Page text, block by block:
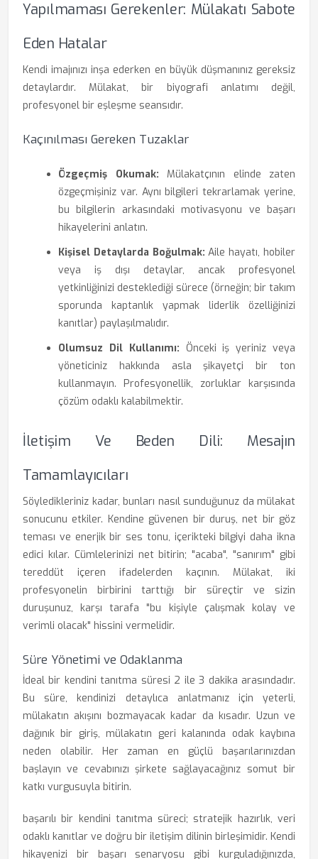
Yapılmaması Gerekenler: Mülakatı Sabote
Eden Hatalar
Kendi imajınızı inşa ederken en büyük düşmanınız gereksiz
detaylardır. Mülakat, bir biyografi anlatımı değil,
profesyonel bir eşleşme seansıdır.
Kaçınılması Gereken Tuzaklar
Özgeçmiş Okumak: Mülakatçının elinde zaten
özgeçmişiniz var. Aynı bilgileri tekrarlamak yerine,
bu bilgilerin arkasındaki motivasyonu ve başarı
hikayelerini anlatın.
Kişisel Detaylarda Boğulmak: Aile hayatı, hobiler
veya iş dışı detaylar, ancak profesyonel
yetkinliğinizi desteklediği sürece (örneğin; bir takım
sporunda kaptanlık yapmak liderlik özelliğinizi
kanıtlar) paylaşılmalıdır.
Olumsuz Dil Kullanımı: Önceki iş yeriniz veya
yöneticiniz hakkında asla şikayetçi bir ton
kullanmayın. Profesyonellik, zorluklar karşısında
çözüm odaklı kalabilmektir.
İletişim Ve Beden Dili: Mesajın
Tamamlayıcıları
Söyledikleriniz kadar, bunları nasıl sunduğunuz da mülakat
sonucunu etkiler. Kendine güvenen bir duruş, net bir göz
teması ve enerjik bir ses tonu, içerikteki bilgiyi daha ikna
edici kılar. Cümlelerinizi net bitirin; "acaba", "sanırım" gibi
tereddüt içeren ifadelerden kaçının. Mülakat, iki
profesyonelin birbirini tarttığı bir süreçtir ve sizin
duruşunuz, karşı tarafa "bu kişiyle çalışmak kolay ve
verimli olacak" hissini vermelidir.
Süre Yönetimi ve Odaklanma
İdeal bir kendini tanıtma süresi 2 ile 3 dakika arasındadır.
Bu süre, kendinizi detaylıca anlatmanız için yeterli,
mülakatın akışını bozmayacak kadar da kısadır. Uzun ve
dağınık bir giriş, mülakatın geri kalanında odak kaybına
neden olabilir. Her zaman en güçlü başarılarınızdan
başlayın ve cevabınızı şirkete sağlayacağınız somut bir
katkı vurgusuyla bitirin.
başarılı bir kendini tanıtma süreci; stratejik hazırlık, veri
odaklı kanıtlar ve doğru bir iletişim dilinin birleşimidir. Kendi
hikayenizi bir başarı senaryosu gibi kurguladığınızda,